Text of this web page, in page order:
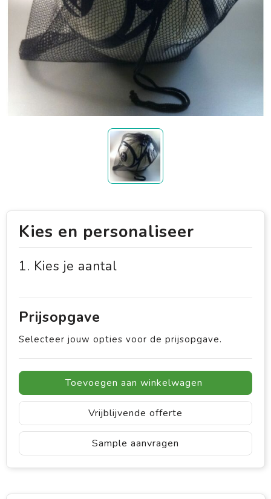
Kies en personaliseer
1. Kies je aantal
Prijsopgave
Selecteer jouw opties voor de prijsopgave.
Toevoegen aan winkelwagen
Vrijblijvende offerte
Sample aanvragen